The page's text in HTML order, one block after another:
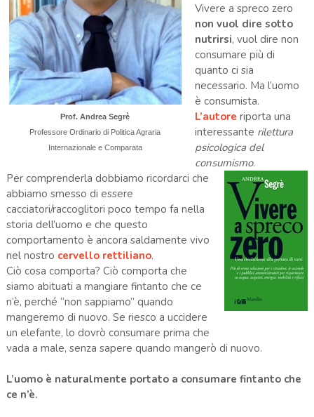
Prof. Andrea Segrè
Professore Ordinario di Politica Agraria
Internazionale e Comparata
Vivere a spreco zero
non vuol dire sotto
nutrirsi, vuol dire non
consumare più di
quanto ci sia
necessario. Ma l’uomo
è consumista.
L’autore riporta una
interessante rilettura
psicologica del
consumismo.
Per comprenderla dobbiamo ricordarci che
abbiamo smesso di essere
cacciatori/raccoglitori poco tempo fa nella
storia dell’uomo e che questo
comportamento è ancora saldamente vivo
nel nostro cervello rettiliano.
Ciò cosa comporta? Ciò comporta che
siamo abituati a mangiare fintanto che ce
n’è, perché “non sappiamo” quando
mangeremo di nuovo. Se riesco a uccidere
un elefante, lo dovrò consumare prima che
vada a male, senza sapere quando mangerò di nuovo.
L’uomo è naturalmente portato a consumare fintanto che
ce n’è.